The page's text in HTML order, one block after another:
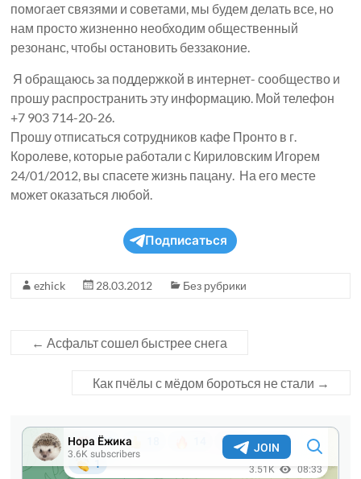
помогает связями и советами, мы будем делать все, но
нам просто жизненно необходим общественный
резонанс, чтобы остановить беззаконие.
Я обращаюсь за поддержкой в интернет- сообщество и
прошу распространить эту информацию. Мой телефон
+7 903 714-20-26.
Прошу отписаться сотрудников кафе Пронто в г.
Королеве, которые работали с Кириловским Игорем
24/01/2012, вы спасете жизнь пацану. На его месте
может оказаться любой.
Подписаться
ezhick 28.03.2012 Без рубрики
← Асфальт сошел быстрее снега
Как пчёлы с мёдом бороться не стали →